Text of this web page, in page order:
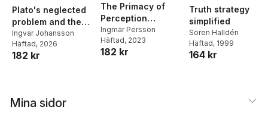
Plato's neglected
problem and the
property view of
numbers : back to
Euclid with some
Ingvar Johansson
Häftad, 2026
182 kr
The Primacy of
Perception
Revisited
Ingmar Persson
Häftad, 2023
182 kr
Truth strategy
simplified
Sören Halldén
Häftad, 1999
164 kr
Mina sidor